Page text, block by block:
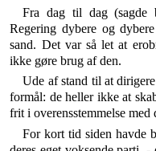
Fra dag til dag (sagde
Regering dybere og
sand. Det var så let at
ikke gøre brug af den.
Ude af stand til at
formål: de heller ikke at
frit i overensstemmelse med
For kort tid siden havde